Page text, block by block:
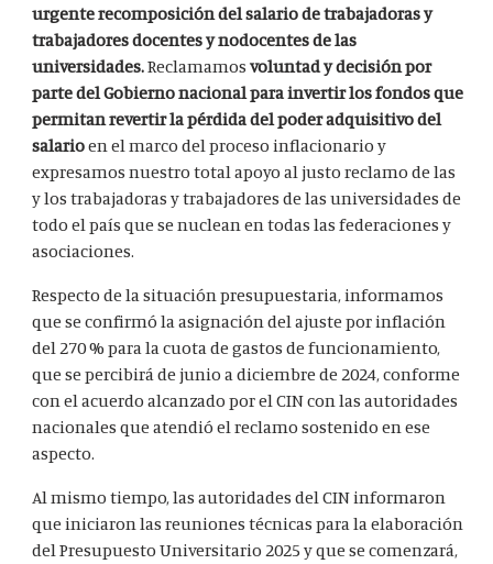
urgente recomposición del salario de trabajadoras y
trabajadores docentes y nodocentes de las
universidades.Reclamamosvoluntad y decisión por
parte del Gobierno nacional para invertir los fondos que
permitan revertir la pérdida del poder adquisitivo del
salarioen el marco del proceso inflacionario y
expresamos nuestro total apoyo al justo reclamo de las
y los trabajadoras y trabajadores de las universidades de
todo el país que se nuclean en todas las federaciones y
asociaciones.
Respecto de la situación presupuestaria, informamos
que se confirmó la asignación del ajuste por inflación
del 270 % para la cuota de gastos de funcionamiento,
que se percibirá de junio a diciembre de 2024, conforme
con el acuerdo alcanzado por el CIN con las autoridades
nacionales que atendió el reclamo sostenido en ese
aspecto.
Al mismo tiempo, las autoridades del CIN informaron
que iniciaron las reuniones técnicas para la elaboración
del Presupuesto Universitario 2025 y que se comenzará,